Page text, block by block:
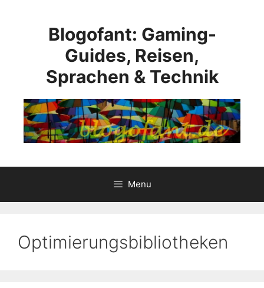
Blogofant: Gaming-
Guides, Reisen,
Sprachen & Technik
Menu
Optimierungsbibliotheken